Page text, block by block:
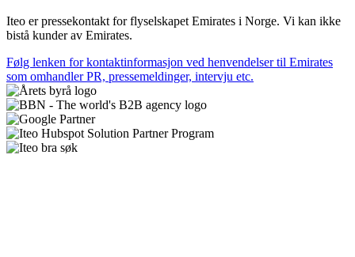
Iteo er pressekontakt for flyselskapet Emirates i Norge. Vi kan ikke
bistå kunder av Emirates.
Følg lenken for kontaktinformasjon ved henvendelser til Emirates
som omhandler PR, pressemeldinger, intervju etc.